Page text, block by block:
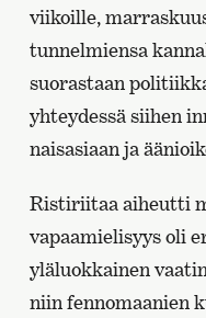
viikoille,
tunnelmiensa
suorastaan
yhteydessä siihen
naisasiaan ja
Ristiriitaa aiheutti
vapaamielisyys oli
yläluokkainen
niin fennomaanien